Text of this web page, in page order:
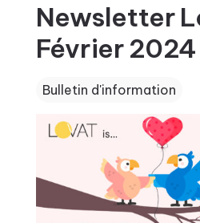
Newsletter
Février 2024
Bulletin d'information